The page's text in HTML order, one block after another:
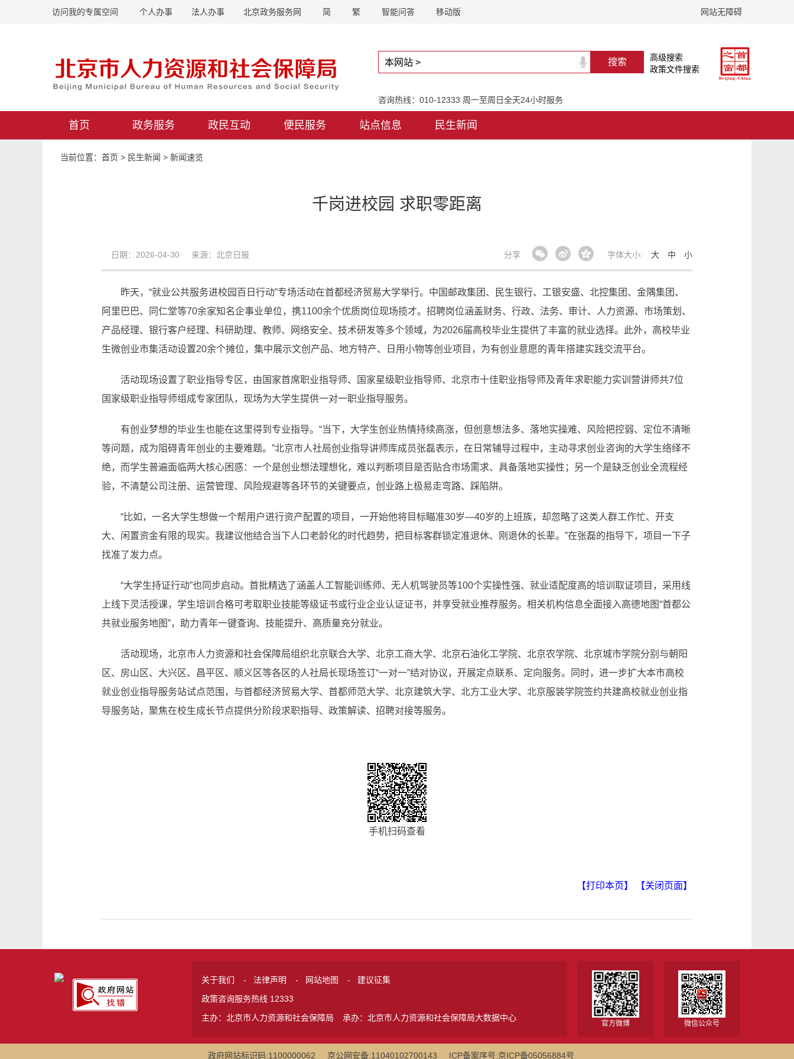
访问我的专属空间 个人办事 法人办事 北京政务服务网 简 繁 智能问答 移动版 网站无障碍
高级搜索
政策文件搜索
咨询热线：010-12333 周一至周日全天24小时服务
首页 政务服务 政民互动 便民服务 站点信息 民生新闻
当前位置： 首页 > 民生新闻 > 新闻速览
千岗进校园 求职零距离
日期：2026-04-30 来源：北京日报 字体大小: 大 中 小
分享
昨天，“就业公共服务进校园百日行动”专场活动在首都经济贸易大学举行。中国邮政集团、民生银行、工银安盛、北控集团、金隅集团、
阿里巴巴、同仁堂等70余家知名企事业单位，携1100余个优质岗位现场揽才。招聘岗位涵盖财务、行政、法务、审计、人力资源、市场策划、
产品经理、银行客户经理、科研助理、教师、网络安全、技术研发等多个领域，为2026届高校毕业生提供了丰富的就业选择。此外，高校毕业
生微创业市集活动设置20余个摊位，集中展示文创产品、地方特产、日用小物等创业项目，为有创业意愿的青年搭建实践交流平台。
活动现场设置了职业指导专区，由国家首席职业指导师、国家星级职业指导师、北京市十佳职业指导师及青年求职能力实训营讲师共7位
国家级职业指导师组成专家团队，现场为大学生提供一对一职业指导服务。
有创业梦想的毕业生也能在这里得到专业指导。“当下，大学生创业热情持续高涨，但创意想法多、落地实操难、风险把控弱、定位不清晰
等问题，成为阻碍青年创业的主要难题。”北京市人社局创业指导讲师库成员张磊表示，在日常辅导过程中，主动寻求创业咨询的大学生络绎不
绝，而学生普遍面临两大核心困惑：一个是创业想法理想化，难以判断项目是否贴合市场需求、具备落地实操性；另一个是缺乏创业全流程经
验，不清楚公司注册、运营管理、风险规避等各环节的关键要点，创业路上极易走弯路、踩陷阱。
“比如，一名大学生想做一个帮用户进行资产配置的项目，一开始他将目标瞄准30岁—40岁的上班族，却忽略了这类人群工作忙、开支
大、闲置资金有限的现实。我建议他结合当下人口老龄化的时代趋势，把目标客群锁定准退休、刚退休的长辈。”在张磊的指导下，项目一下子
找准了发力点。
“大学生持证行动”也同步启动。首批精选了涵盖人工智能训练师、无人机驾驶员等100个实操性强、就业适配度高的培训取证项目，采用线
上线下灵活授课，学生培训合格可考取职业技能等级证书或行业企业认证证书，并享受就业推荐服务。相关机构信息全面接入高德地图“首都公
共就业服务地图”，助力青年一键查询、技能提升、高质量充分就业。
活动现场，北京市人力资源和社会保障局组织北京联合大学、北京工商大学、北京石油化工学院、北京农学院、北京城市学院分别与朝阳
区、房山区、大兴区、昌平区、顺义区等各区的人社局长现场签订“一对一”结对协议，开展定点联系、定向服务。同时，进一步扩大本市高校
就业创业指导服务站试点范围，与首都经济贸易大学、首都师范大学、北京建筑大学、北方工业大学、北京服装学院签约共建高校就业创业指
导服务站，聚焦在校生成长节点提供分阶段求职指导、政策解读、招聘对接等服务。
手机扫码查看
【打印本页】 【关闭页面】
微信公众号
官方微博
关于我们 - 法律声明 - 网站地图 - 建议征集
政策咨询服务热线 12333
主办：北京市人力资源和社会保障局
承办：北京市人力资源和社会保障局大数据中心
政府网站标识码:1100000062 京公网安备:11040102700143 ICP备案序号:京ICP备05056884号